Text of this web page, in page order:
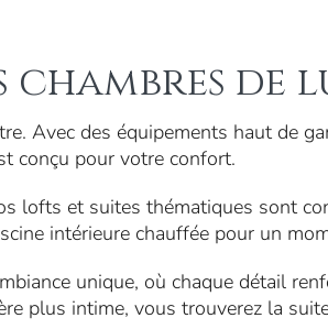
de
Avec des équipements haut de
conçu pour votre confort.
lofts et suites thématiques sont
intérieure chauffée pour un
unique, où chaque détail
plus intime, vous trouverez la